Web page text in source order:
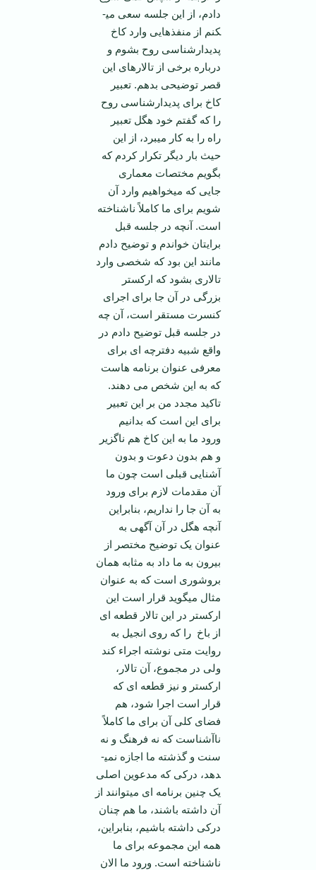
دادم، از این جلسه سعی می­
کنم از منفذهایی وارد کاخ
پدیدارشناسی روح بشوم و
درباره برخی از تالارهای این
قصر توضیحی بدهم. تعبیر
کاخ برای پدیدارشناسی روح
را که گفتم خود هگل تعبیر
راه را به کار می­برد، از این
حیث بار دیگر تکرار کردم که
بگویم مختصات معماری
جایی که می­خواهیم وارد آن
شویم برای ما کاملاً ناشناخته
است. آنچه در جلسه قبل
برایتان خواندم و توضیح دادم
مانند این بود که شخصی وارد
تالاری بشود که ارکستر
بزرگی در آن جا برای اجرای
کنسرت مستقر است، آن چه
در جلسه قبل توضیح دادم در
واقع شبیه دفترچه ای برای
معرفی عنوان برنامه هاست
که به این شخص می دهند.
تاکید مجدد من بر این تعبیر
برای این است که بدانیم
ورود ما به این کاخ هم ناگزیر
و هم بدون دعوت و بدون
آشنایی قبلی است چون ما
آن مقدمات لازم برای ورود
به آن جا را نداریم، بنابراین
آنچه هگل در آن آگهی به
عنوان یک توضیح مختصر از
بیرون به ما داد به مثابه همان
بروشوری است که به عنوان
مثال می­گوید قرار است این
ارکستر در این تالار قطعه­ ای
از باخ را که روی انجیل به
روایت متی نوشته اجراء کند
ولی در مجموع، آن تالار،
ارکستر و نیز قطعه­ ای که
قرار است اجرا شود، هم
فضای کلی آن برای ما کاملاً
ناآشناست که نه فرهنگ و نه
سنت و گذشته ما اجازه نمی­
دهد، درکی که مدعوین اصلی
یک چنین برنامه­ ای می­توانند از
آن داشته باشند، ما هم چنان
درکی داشته باشیم، بنابراین،
همه این مجموعه برای ما
ناشناخته است. ورود ما الان